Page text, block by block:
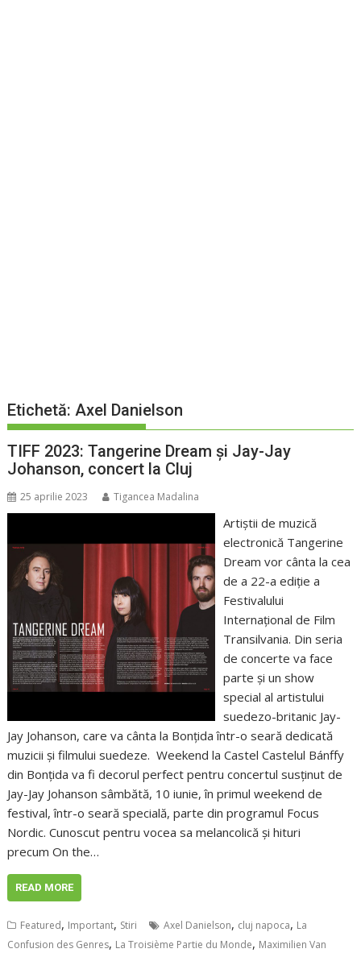
Etichetă:Axel Danielson
TIFF 2023: Tangerine Dream și Jay-Jay
Johanson, concert la Cluj
25 aprilie 2023 Tigancea Madalina
Artiștii de muzică
electronică Tangerine
Dream vor cânta la cea
de a 22-a ediție a
Festivalului
Internațional de Film
Transilvania. Din seria
de concerte va face
parte și un show
special al artistului
suedezo-britanic Jay-
Jay Johanson, care va cânta la Bonțida într-o seară dedicată
muzicii și filmului suedeze. Weekend la Castel Castelul Bánffy
din Bonțida va fi decorul perfect pentru concertul susținut de
Jay-Jay Johanson sâmbătă, 10 iunie, în primul weekend de
festival, într-o seară specială, parte din programul Focus
Nordic. Cunoscut pentru vocea sa melancolică și hituri
precum On the…
READ MORE
Featured, Important, Stiri Axel Danielson, cluj napoca, La
Confusion des Genres, La Troisième Partie du Monde, Maximilien Van